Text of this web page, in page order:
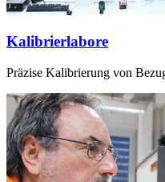
Kalibrierlabore
Präzise Kalibrierung von